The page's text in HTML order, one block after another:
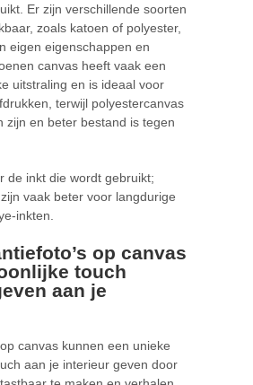
Er zijn verschillende soorten
zoals katoen of polyester,
eigen eigenschappen en
canvas heeft vaak een
uitstraling en is ideaal voor
terwijl polyestercanvas
zijn en beter bestand is tegen
de inkt die wordt gebruikt;
vaak beter voor langdurige
inkten.
op canvas
touch
aan je
canvas kunnen een unieke
aan je interieur geven door